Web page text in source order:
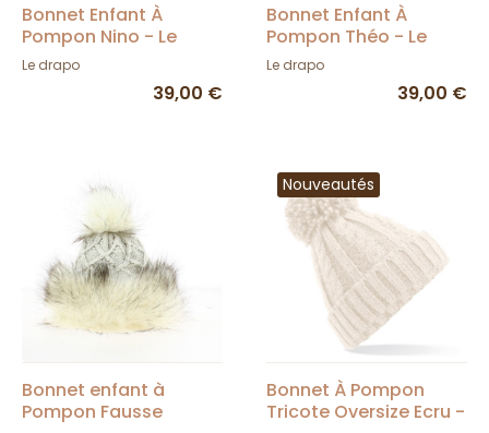
Bonnet Enfant À
Pompon Nino - Le
Drapo
Le drapo
39,00 €
Bonnet Enfant À
Pompon Théo - Le
Drapo
Le drapo
39,00 €
Bonnet enfant à
Pompon Fausse
Nouveautés
Bonnet À Pompon
Tricote Oversize Ecru -